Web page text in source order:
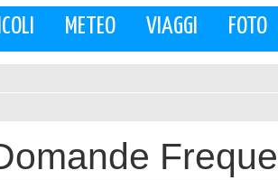
METEO VIAGGI FOTO